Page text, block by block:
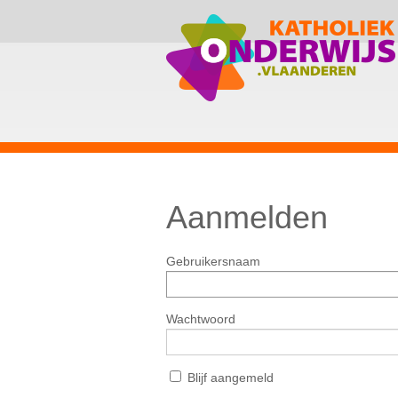
Aanmelden
Gebruikersnaam
Wachtwoord
Blijf aangemeld